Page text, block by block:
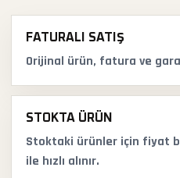
FATURALI SATIŞ
Orijinal ürün, fatura ve
STOKTA ÜRÜN
Stoktaki ürünler için fiyat
ile hızlı alınır.